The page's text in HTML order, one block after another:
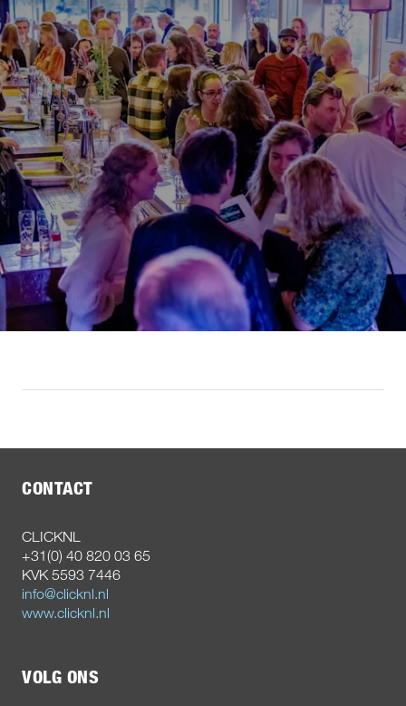
CONTACT
CLICKNL
+31(0) 40 820 03 65
KVK 5593 7446
info@clicknl.nl
www.clicknl.nl
VOLG ONS